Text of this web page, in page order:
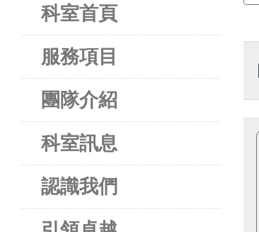
科室首頁
服務項目
團隊介紹
科室訊息
認識我們